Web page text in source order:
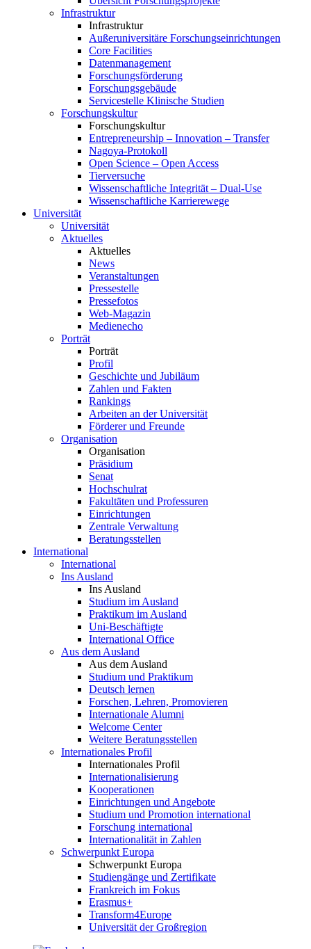
Infrastruktur
Infrastruktur
Außeruniversitäre Forschungseinrichtungen
Core Facilities
Datenmanagement
Forschungsförderung
Forschungsgebäude
Servicestelle Klinische Studien
Forschungskultur
Forschungskultur
Entrepreneurship – Innovation – Transfer
Nagoya-Protokoll
Open Science – Open Access
Tierversuche
Wissenschaftliche Integrität – Dual-Use
Wissenschaftliche Karrierewege
Universität
Universität
Aktuelles
Aktuelles
News
Veranstaltungen
Pressestelle
Pressefotos
Web-Magazin
Medienecho
Porträt
Porträt
Profil
Geschichte und Jubiläum
Zahlen und Fakten
Rankings
Arbeiten an der Universität
Förderer und Freunde
Organisation
Organisation
Präsidium
Senat
Hochschulrat
Fakultäten und Professuren
Einrichtungen
Zentrale Verwaltung
Beratungsstellen
International
International
Ins Ausland
Ins Ausland
Studium im Ausland
Praktikum im Ausland
Uni-Beschäftigte
International Office
Aus dem Ausland
Aus dem Ausland
Studium und Praktikum
Deutsch lernen
Forschen, Lehren, Promovieren
Internationale Alumni
Welcome Center
Weitere Beratungsstellen
Internationales Profil
Internationales Profil
Internationalisierung
Kooperationen
Einrichtungen und Angebote
Studium und Promotion international
Forschung international
Internationalität in Zahlen
Schwerpunkt Europa
Schwerpunkt Europa
Studiengänge und Zertifikate
Frankreich im Fokus
Erasmus+
Transform4Europe
Universität der Großregion